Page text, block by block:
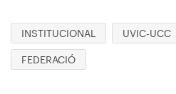
INSTITUCIONAL UVIC-UCC
FEDERACIÓ